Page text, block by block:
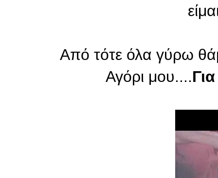
Από τότε όλα γύρω
Αγόρι μου....